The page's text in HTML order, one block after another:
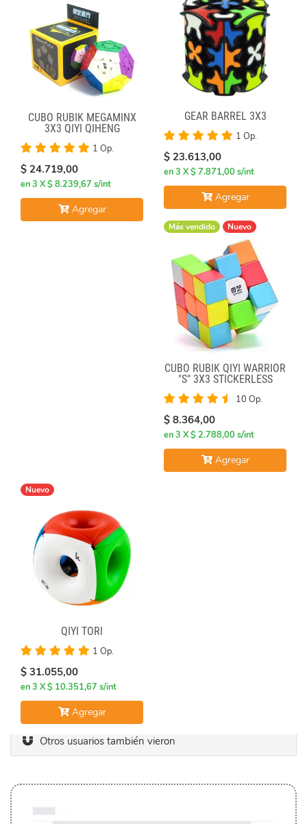
CUBO RUBIK MEGAMINX
3X3 QIYI QIHENG
1 Op.
$ 24.719,00
en 3 X $ 8.239,67 s/int
Agregar
GEAR BARREL 3X3
1 Op.
$ 23.613,00
en 3 X $ 7.871,00 s/int
Agregar
Más vendido Nuevo
CUBO RUBIK QIYI WARRIOR
"S" 3X3 STICKERLESS
10 Op.
$ 8.364,00
en 3 X $ 2.788,00 s/int
Agregar
Nuevo
QIYI TORI
1 Op.
$ 31.055,00
en 3 X $ 10.351,67 s/int
Agregar
Otros usuarios también vieron